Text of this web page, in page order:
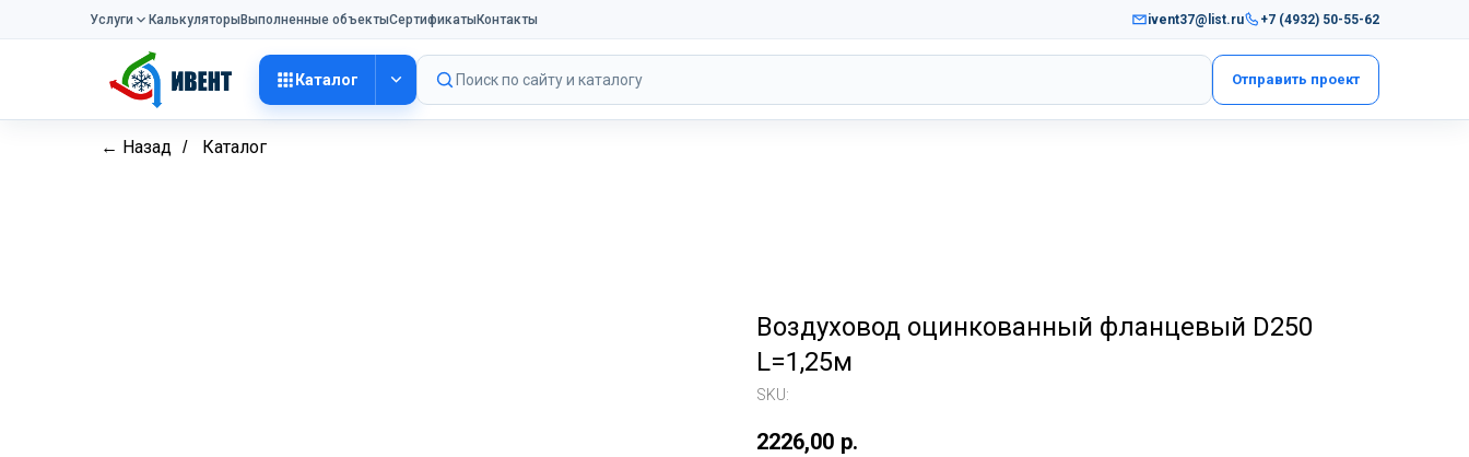
Услуги КалькуляторыВыполненные объектыСертификатыКонтакты ivent37@list.ru +7 (4932) 50-55-62
Каталог Поиск по сайту и каталогу Отправить проект
← Назад / Каталог
Воздуховод оцинкованный фланцевый D250
L=1,25м
SKU:
2226,00 р.